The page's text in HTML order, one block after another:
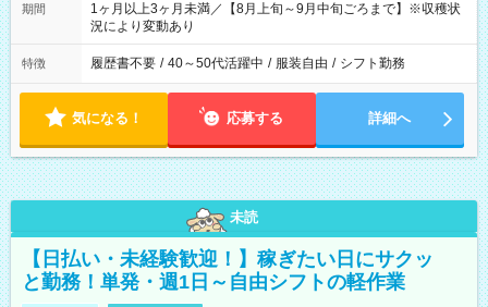
期間
1ヶ月以上3ヶ月未満／【8月上旬～9月中旬ごろまで】※収穫状
況により変動あり
特徴 履歴書不要 / 40～50代活躍中 / 服装自由 / シフト勤務
気になる！ 応募する 詳細へ
未読
【日払い・未経験歓迎！】稼ぎたい日にサクッ
と勤務！単発・週1日～自由シフトの軽作業